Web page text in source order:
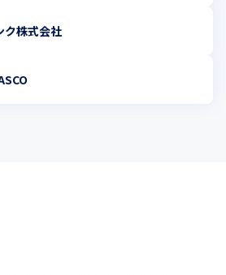
ク株式会社